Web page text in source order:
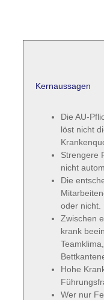
Kernaussagen
Die AU-
löst nicht
Strengere
nicht
Die
oder nicht.
Zwischen
krank
Hohe
Wer nur